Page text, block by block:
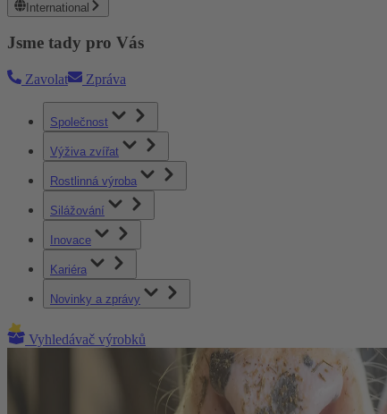
International
Jsme tady pro Vás
Zavolat Zpráva
Společnost
Výživa zvířat
Rostlinná výroba
Silážování
Inovace
Kariéra
Novinky a zprávy
Vyhledávač výrobků